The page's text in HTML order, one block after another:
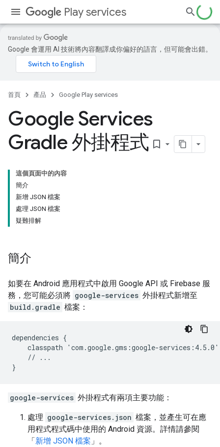
Play services
Google 會運用 AI 技術將內容翻譯成你偏好的語言，但可能會出錯。
首頁 產品 Google Play services
Google Services
Gradle 外掛程式 bookmark_border
這個頁面中的內容
簡介
新增 JSON 檔案
處理 JSON 檔案
疑難排解
簡介
如要在 Android 應用程式中啟用 Google API 或 Firebase 服
務，您可能必須將 google-services 外掛程式新增至
build.gradle 檔案：
dependencies {
    classpath 'com.google.gms:google-services:4.5.0'
    // ...
google-services 外掛程式有兩項主要功能：
處理 google-services.json 檔案，並產生可在應
用程式程式碼中使用的 Android 資源。詳情請參閱
「新增 JSON 檔案 」。